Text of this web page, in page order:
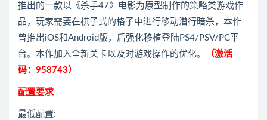
推出的一款以《杀手47》电影为原型制作的策略类游戏作
品，玩家需要在棋子式的格子中进行移动潜行暗杀，本作
曾推出iOS和Android版，后强化移植登陆PS4/PSV/PC平
台。本作加入全新关卡以及对游戏操作的优化。
（激活
码：958743）
配置要求
最低配置: